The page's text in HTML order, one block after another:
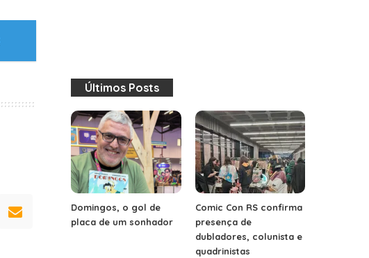
Últimos Posts
Domingos, o gol de
placa de um sonhador
Comic Con RS confirma
presença de
dubladores, colunista e
quadrinistas